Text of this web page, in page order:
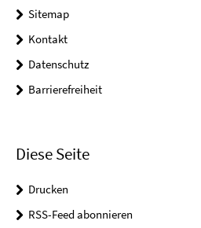
Sitemap
Kontakt
Datenschutz
Barrierefreiheit
Diese Seite
Drucken
RSS-Feed abonnieren